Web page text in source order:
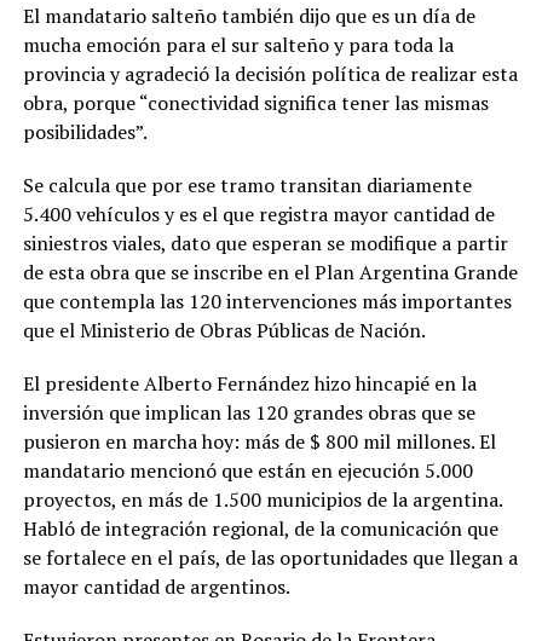
El mandatario salteño también dijo que es un día de
mucha emoción para el sur salteño y para toda la
provincia y agradeció la decisión política de realizar esta
obra, porque “conectividad significa tener las mismas
posibilidades”.
Se calcula que por ese tramo transitan diariamente
5.400 vehículos y es el que registra mayor cantidad de
siniestros viales, dato que esperan se modifique a partir
de esta obra que se inscribe en el Plan Argentina Grande
que contempla las 120 intervenciones más importantes
que el Ministerio de Obras Públicas de Nación.
El presidente Alberto Fernández hizo hincapié en la
inversión que implican las 120 grandes obras que se
pusieron en marcha hoy: más de $ 800 mil millones. El
mandatario mencionó que están en ejecución 5.000
proyectos, en más de 1.500 municipios de la argentina.
Habló de integración regional, de la comunicación que
se fortalece en el país, de las oportunidades que llegan a
mayor cantidad de argentinos.